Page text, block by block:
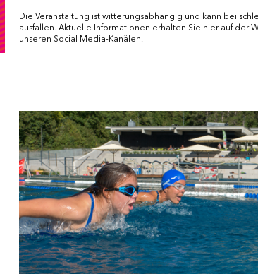
Die Veranstaltung ist witterungsabhängig und kann bei
ausfallen. Aktuelle Informationen erhalten Sie hier auf der
unseren Social Media-Kanälen.